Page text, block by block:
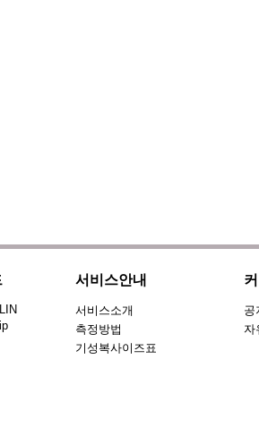
서비스안내
서비스소개
측정방법
기성복사이즈표
공
자